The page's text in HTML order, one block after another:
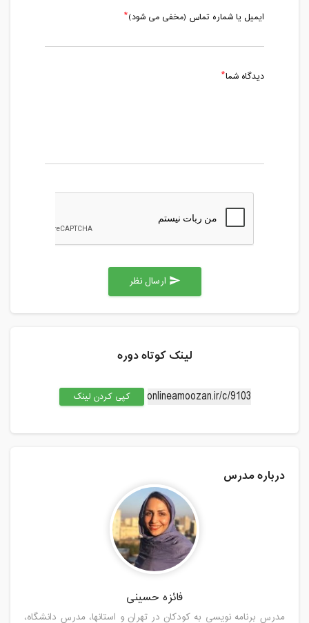
ایمیل یا شماره تماس (مخفی می شود)
دیدگاه شما
send
لینک کوتاه دوره
کپی کردن لینک
درباره مدرس
فائزه حسینی
مدرس برنامه نویسی به کودکان در تهران و استانها، مدرس دانشگاه،